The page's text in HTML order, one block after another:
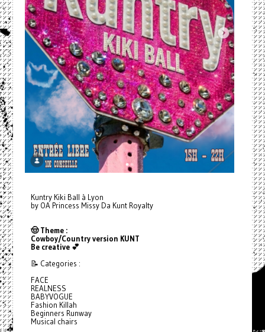
Kuntry Kiki Ball à Lyon
by OA Princess Missy Da Kunt Royalty
🤠 Theme :
Cowboy/Country version KUNT
Be creative 💕
📝 Categories :
FACE
REALNESS
BABYVOGUE
Fashion Killah
Beginners Runway
Musical chairs